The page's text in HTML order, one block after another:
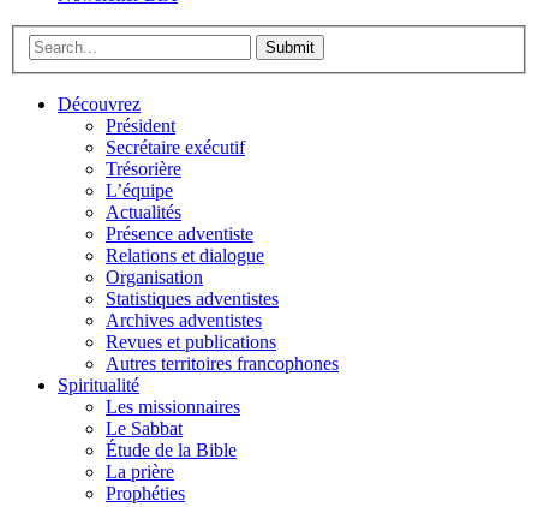
Submit
Découvrez
Président
Secrétaire exécutif
Trésorière
L’équipe
Actualités
Présence adventiste
Relations et dialogue
Organisation
Statistiques adventistes
Archives adventistes
Revues et publications
Autres territoires francophones
Spiritualité
Les missionnaires
Le Sabbat
Étude de la Bible
La prière
Prophéties